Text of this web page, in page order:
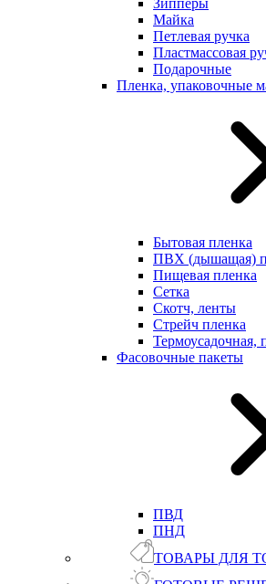
Зипперы
Майка
Петлевая ручка
Пластмассовая
Подарочные
Пленка, упаковочные
Бытовая пленка
ПВХ (дышащая)
Пищевая пленка
Сетка
Скотч, ленты
Стрейч пленка
Термоусадочная,
Фасовочные пакеты
ПВД
ПНД
ТОВАРЫ ДЛЯ